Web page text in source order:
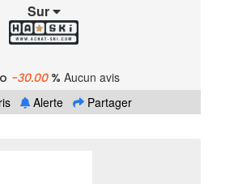
Sur
-30.00% Aucun avis
Alerte Partager